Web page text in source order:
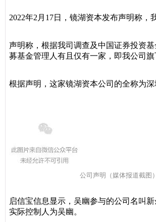
2022年2月17日，镜湖资本发布声明称
声明称，根据我司调查及中国证券投资
募基金管理人有且仅有一家，即我公司
根据声明，这家镜湖资本公司的全称为
公司声明（媒体报道截图）
启信宝信息显示，吴幽参与的公司名叫
实际控制人为吴幽。